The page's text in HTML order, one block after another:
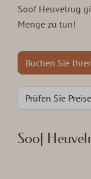
Soof Heuvelrug
Menge zu tun!
Buchen Sie
Prüfen Sie
Soof